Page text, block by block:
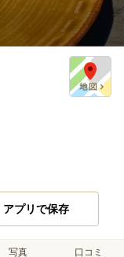
アプリで保存
写真 口コミ